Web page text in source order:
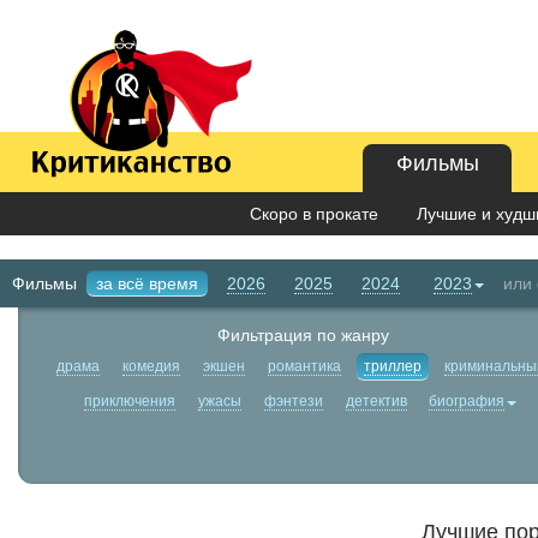
Фильмы
Скоро в прокате Лучшие и
Фильмы за всё время 2026 2025 2024 2023
Фильтрация по жанру
драма комедия экшен романтика триллер
приключения ужасы фэнтези детектив биография
Лучшие